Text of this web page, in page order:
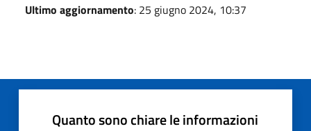
Ultimo aggiornamento: 25 giugno 2024, 10:37
Quanto sono chiare le informazioni